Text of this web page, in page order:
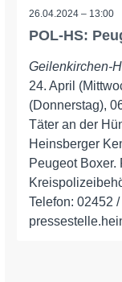
26.04.2024 – 13:00
POL-HS:
Geilenkirchen-
24. April
(Donnerstag),
Täter an der
Heinsberger
Peugeot Boxer.
Telefon: 02452